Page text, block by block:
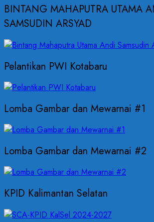
BINTANG MAHAPUTRA UTAMA
SAMSUDIN ARSYAD
Pelantikan PWI Kotabaru
Lomba Gambar dan Mewarnai #1
Lomba Gambar dan Mewarnai #2
KPID Kalimantan Selatan